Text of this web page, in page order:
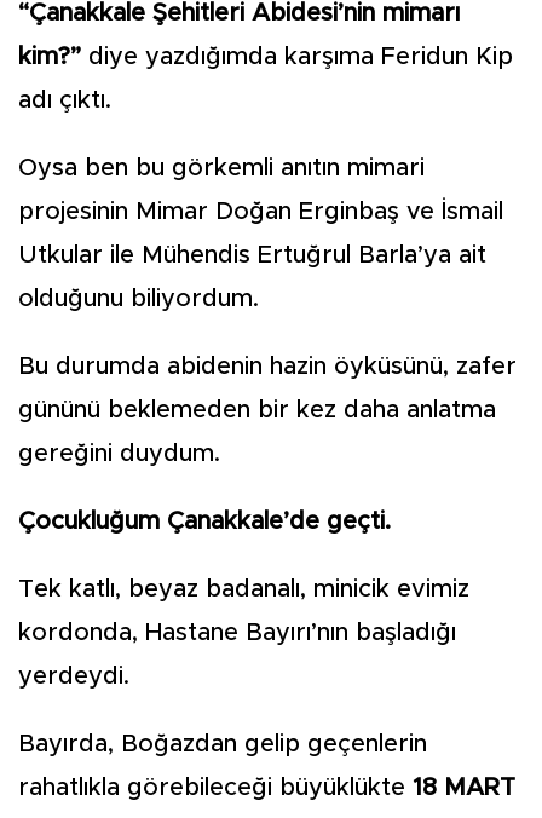
“Çanakkale Şehitleri Abidesi’nin mimarı
kim?” diye yazdığımda karşıma Feridun Kip
adı çıktı.
Oysa ben bu görkemli anıtın mimari
projesinin Mimar Doğan Erginbaş ve İsmail
Utkular ile Mühendis Ertuğrul Barla’ya ait
olduğunu biliyordum.
Bu durumda abidenin hazin öyküsünü, zafer
gününü beklemeden bir kez daha anlatma
gereğini duydum.
Çocukluğum Çanakkale’de geçti.
Tek katlı, beyaz badanalı, minicik evimiz
kordonda, Hastane Bayırı’nın başladığı
yerdeydi.
Bayırda, Boğazdan gelip geçenlerin
rahatlıkla görebileceği büyüklükte 18 MART